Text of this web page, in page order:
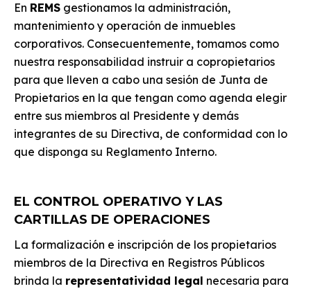
En REMS gestionamos la administración,
mantenimiento y operación de inmuebles
corporativos. Consecuentemente, tomamos como
nuestra responsabilidad instruir a copropietarios
para que lleven a cabo una sesión de Junta de
Propietarios en la que tengan como agenda elegir
entre sus miembros al Presidente y demás
integrantes de su Directiva, de conformidad con lo
que disponga su Reglamento Interno.
EL CONTROL OPERATIVO Y LAS
CARTILLAS DE OPERACIONES
La formalización e inscripción de los propietarios
miembros de la Directiva en Registros Públicos
brinda la representatividad legal necesaria para